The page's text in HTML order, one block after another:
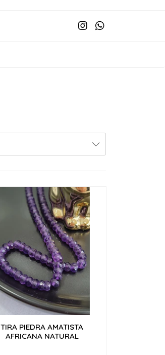
TIRA PIEDRA AMATISTA
AFRICANA NATURAL